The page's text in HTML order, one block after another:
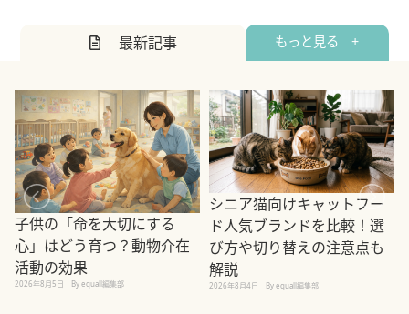
最新記事 もっと見る +
子供の「命を大切にする
心」はどう育つ？動物介在
活動の効果
2026年8月5日 By equall編集部
シニア猫向けキャットフー
ド人気ブランドを比較！選
び方や切り替えの注意点も
解説
2026年8月4日 By equall編集部